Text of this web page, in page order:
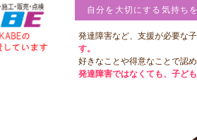
自分を大切にする気持ち
発達障害など、支援が必要な
す。
好きなことや得意なことで認
発達障害ではなくても、子ど